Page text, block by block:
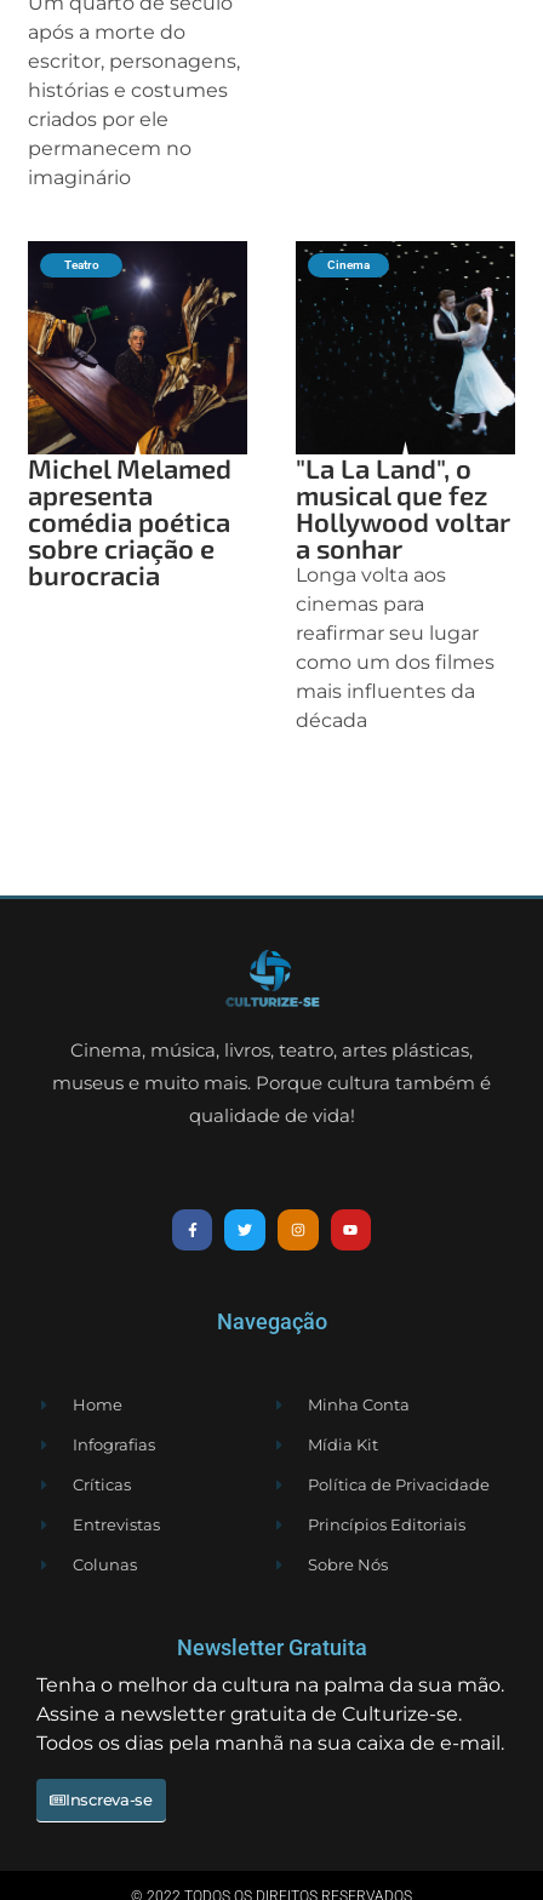
após a morte do
escritor, personagens,
histórias e costumes
criados por ele
permanecem no
imaginário
Teatro
Michel Melamed
apresenta
comédia poética
sobre criação e
burocracia
Cinema
"La La Land", o
musical que fez
Hollywood voltar
a sonhar
Longa volta aos
cinemas para
reafirmar seu lugar
como um dos filmes
mais influentes da
década
Cinema, música, livros, teatro, artes plásticas,
museus e muito mais. Porque cultura também é
qualidade de vida!
Navegação
Home
Infografias
Críticas
Entrevistas
Colunas
Minha Conta
Mídia Kit
Política de Privacidade
Princípios Editoriais
Sobre Nós
Newsletter Gratuita
Tenha o melhor da cultura na palma da sua mão.
Assine a newsletter gratuita de Culturize-se.
Todos os dias pela manhã na sua caixa de e-mail.
Inscreva-se
© 2022 TODOS OS DIREITOS RESERVADOS